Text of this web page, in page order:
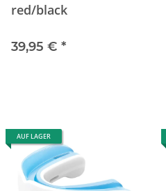
red/black
39,95 € *
AUF LAGER